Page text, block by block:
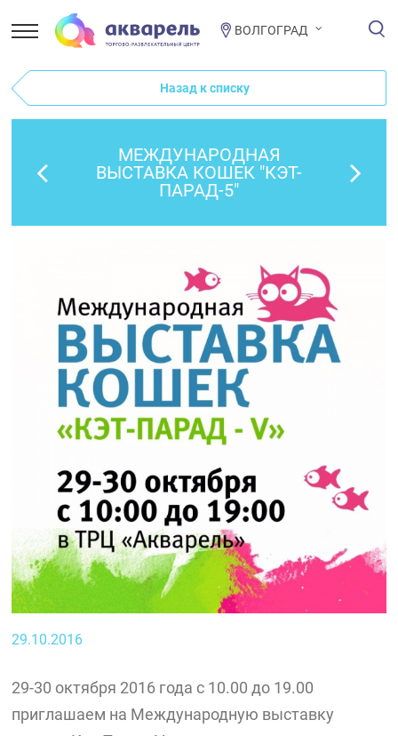
ВОЛГОГРАД
Назад к списку
МЕЖДУНАРОДНАЯ
ВЫСТАВКА КОШЕК "КЭТ-
ПАРАД-5"
29.10.2016
29-30 октября 2016 года с 10.00 до 19.00
приглашаем на Международную выставку